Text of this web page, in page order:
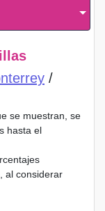
/
se muestran, se
hasta el
al considerar